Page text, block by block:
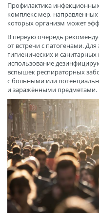
Профилактика
комплекс мер, направленных
которых организм может
В первую очередь
от встречи с патогенами.
гигиенических и
использование
вспышек респираторных
с больными или
и заражёнными предметами.